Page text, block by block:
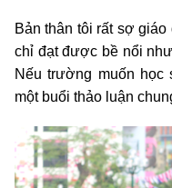
Bản thân tôi rất sợ
chỉ đạt được bề nổi
Nếu trường muốn
một buổi thảo luận